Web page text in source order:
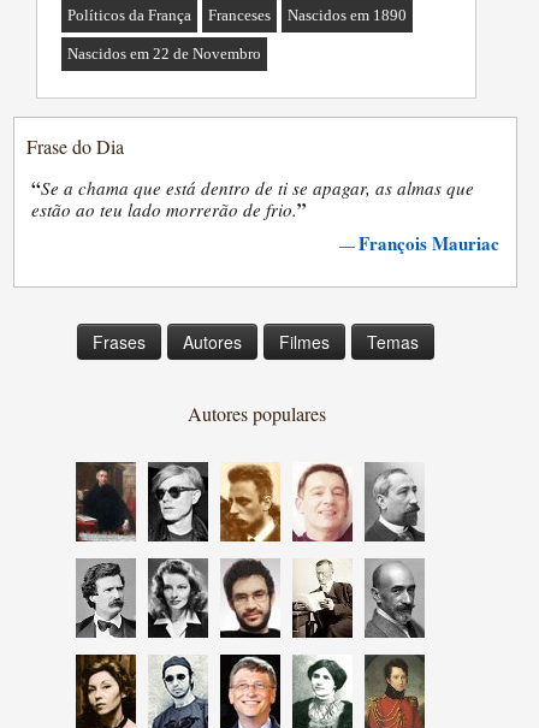
Políticos da França Franceses Nascidos em 1890
Nascidos em 22 de Novembro
Frase do Dia
“Se a chama que está dentro de ti se apagar, as almas que
estão ao teu lado morrerão de frio.”
—François Mauriac
Frases Autores Filmes Temas
Autores populares